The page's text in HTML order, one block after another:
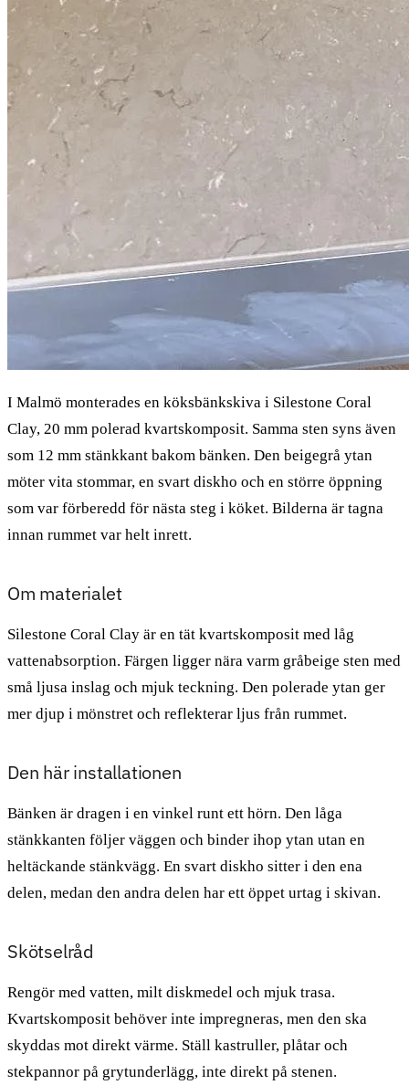
I Malmö monterades en köksbänkskiva i Silestone Coral
Clay, 20 mm polerad kvartskomposit. Samma sten syns även
som 12 mm stänkkant bakom bänken. Den beigegrå ytan
möter vita stommar, en svart diskho och en större öppning
som var förberedd för nästa steg i köket. Bilderna är tagna
innan rummet var helt inrett.
Om materialet
Silestone Coral Clay är en tät kvartskomposit med låg
vattenabsorption. Färgen ligger nära varm gråbeige sten med
små ljusa inslag och mjuk teckning. Den polerade ytan ger
mer djup i mönstret och reflekterar ljus från rummet.
Den här installationen
Bänken är dragen i en vinkel runt ett hörn. Den låga
stänkkanten följer väggen och binder ihop ytan utan en
heltäckande stänkvägg. En svart diskho sitter i den ena
delen, medan den andra delen har ett öppet urtag i skivan.
Skötselråd
Rengör med vatten, milt diskmedel och mjuk trasa.
Kvartskomposit behöver inte impregneras, men den ska
skyddas mot direkt värme. Ställ kastruller, plåtar och
stekpannor på grytunderlägg, inte direkt på stenen.